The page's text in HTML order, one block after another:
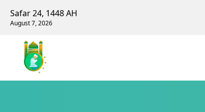
Safar 24, 1448 AH
August 7, 2026